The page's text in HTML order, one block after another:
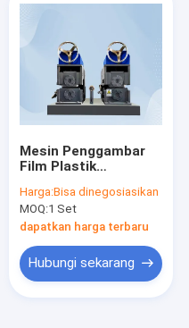
Mesin Penggambar
Film Plastik
PET Strap L Sealing
Harga:Bisa dinegosiasikan
MOQ:1 Set
dapatkan harga terbaru
Hubungi sekarang